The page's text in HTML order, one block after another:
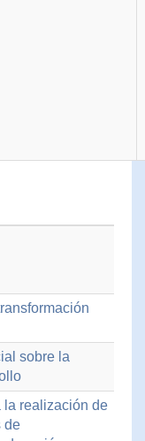
sobre la
la realización de
de